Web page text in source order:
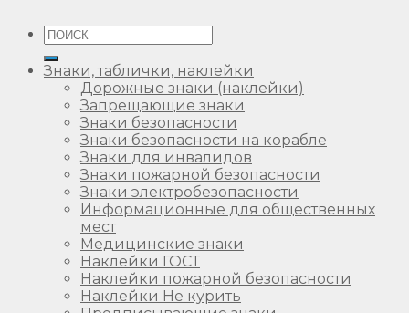
Искать:
Знаки, таблички, наклейки
Дорожные знаки (наклейки)
Запрещающие знаки
Знаки безопасности
Знаки безопасности на корабле
Знаки для инвалидов
Знаки пожарной безопасности
Знаки электробезопасности
Информационные для общественных
мест
Медицинские знаки
Наклейки ГОСТ
Наклейки пожарной безопасности
Наклейки Не курить